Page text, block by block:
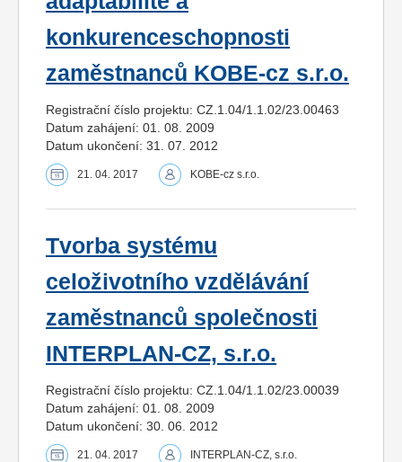
konkurenceschopnosti
zaměstnanců KOBE-cz s.r.o.
Registrační číslo projektu: CZ.1.04/1.1.02/23.00463
Datum zahájení: 01. 08. 2009
Datum ukončení: 31. 07. 2012
21. 04. 2017 KOBE-cz s.r.o.
Tvorba systému
celoživotního vzdělávání
zaměstnanců společnosti
INTERPLAN-CZ, s.r.o.
Registrační číslo projektu: CZ.1.04/1.1.02/23.00039
Datum zahájení: 01. 08. 2009
Datum ukončení: 30. 06. 2012
21. 04. 2017 INTERPLAN-CZ, s.r.o.